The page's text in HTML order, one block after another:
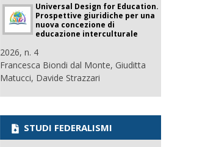
Universal Design for Education.
Prospettive giuridiche per una
nuova concezione di
educazione interculturale
2026, n. 4
Francesca Biondi dal Monte, Giuditta
Matucci, Davide Strazzari
STUDI FEDERALISMI